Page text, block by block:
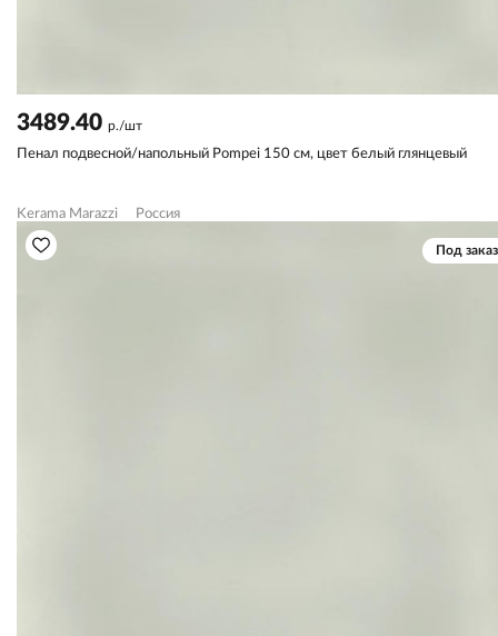
3489.40 р./шт
Пенал подвесной/напольный Pompei 150 см, цвет белый глянцевый
Kerama Marazzi Россия
Под заказ